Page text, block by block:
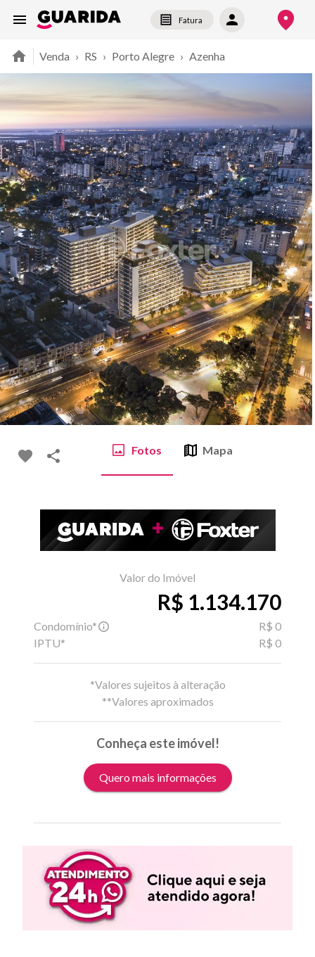
Fatura
Venda › RS › Porto Alegre › Azenha
Fotos Mapa
Valor do Imóvel
R$ 1.134.170
Condomínio*
R$ 0
IPTU*
R$ 0
*Valores sujeitos à alteração
**Valores aproximados
Conheça este imóvel!
Quero mais informações